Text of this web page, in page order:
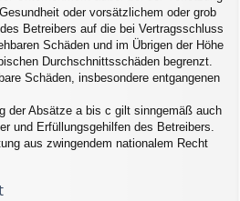
oder vorsätzlichem oder grob
Betreibers auf die bei Vertragsschluss
Schäden und im Übrigen der Höhe
Durchschnittsschäden begrenzt.
Schäden, insbesondere entgangenen
der Absätze a bis c gilt sinngemäß auch
und Erfüllungsgehilfen des Betreibers.
aus zwingendem nationalem Recht